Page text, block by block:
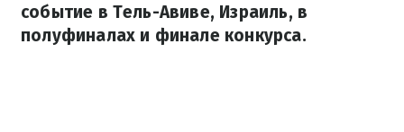
событие в Тель-Авиве, Израиль, в
полуфиналах и финале конкурса.